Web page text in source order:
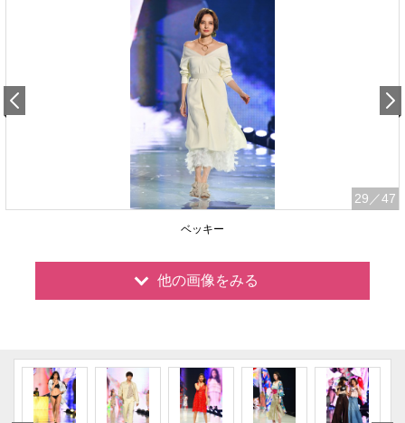
29 ／47
ベッキー
他の画像をみる